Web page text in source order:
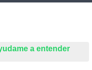
a entender